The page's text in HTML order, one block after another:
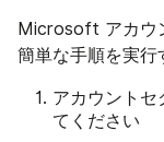
Microsoft アカウ
簡単な手順を実行
アカウントセ
てください